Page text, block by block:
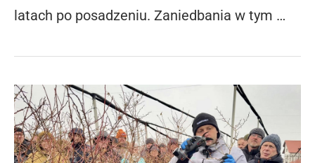
latach po posadzeniu. Zaniedbania w tym …